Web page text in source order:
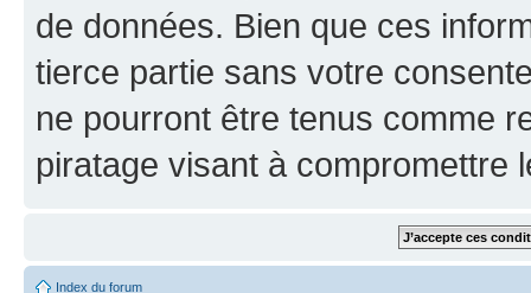
de données. Bien que ces
tierce partie sans votre
ne pourront être tenus comme
piratage visant à compromettre
Index du forum